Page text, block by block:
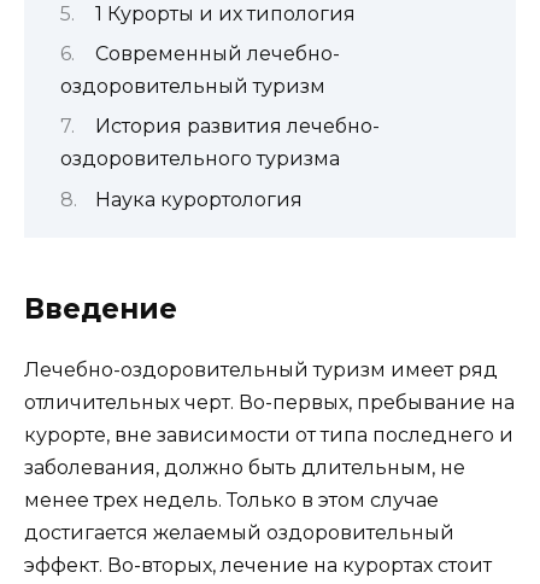
1 Курорты и их типология
Современный лечебно-
оздоровительный туризм
История развития лечебно-
оздоровительного туризма
Наука курортология
Введение
Лечебно-оздоровительный туризм имеет ряд
отличительных черт. Во-первых, пребывание на
курорте, вне зависимости от типа последнего и
заболевания, должно быть длительным, не
менее трех недель. Только в этом случае
достигается желаемый оздоровительный
эффект. Во-вторых, лечение на курортах стоит